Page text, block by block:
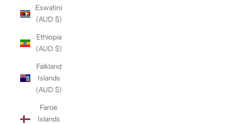
Eswatini
(AUD $)
Ethiopia
(AUD $)
Falkland
Islands
(AUD $)
Faroe
Islands